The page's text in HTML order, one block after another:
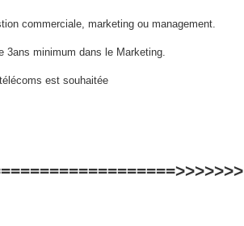
commerciale, marketing ou management.
3ans minimum dans le Marketing.
est souhaitée